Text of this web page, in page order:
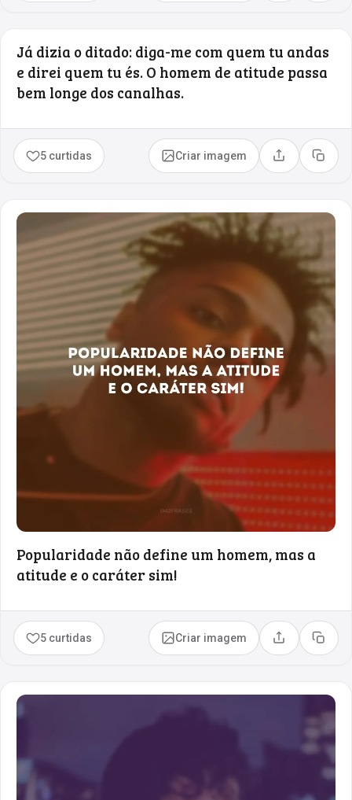
Já dizia o ditado: diga-me com quem tu andas
e direi quem tu és. O homem de atitude passa
bem longe dos canalhas.
5 curtidas Criar imagem Compartilhar
Copiar
Popularidade não define um homem, mas a
atitude e o caráter sim!
5 curtidas Criar imagem Compartilhar
Copiar